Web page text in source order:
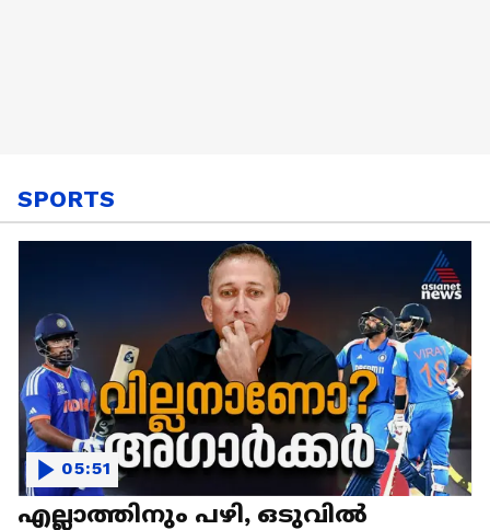
SPORTS
എല്ലാത്തിനും പഴി, ഒടുവില്‍
05:51